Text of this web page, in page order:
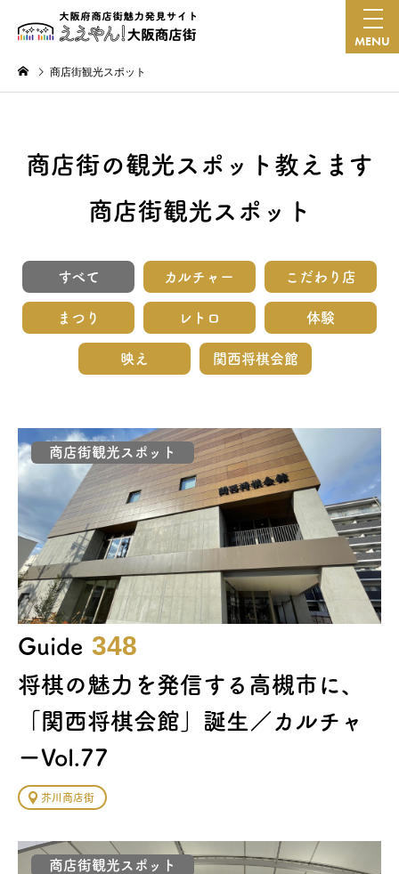
MENU
商店街観光スポット
商店街の観光スポット教えます
商店街観光スポット
すべて カルチャー こだわり店
まつり レトロ 体験
映え 関西将棋会館
商店街観光スポット
Guide 348
将棋の魅力を発信する高槻市に、
「関西将棋会館」誕生／カルチャ
ーVol.77
芥川商店街
商店街観光スポット